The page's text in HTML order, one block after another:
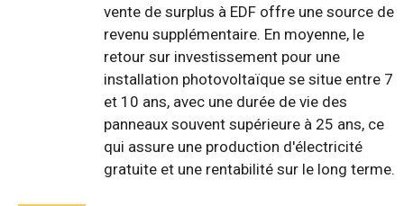
vente de surplus à EDF offre une source de
revenu supplémentaire. En moyenne, le
retour sur investissement pour une
installation photovoltaïque se situe entre 7
et 10 ans, avec une durée de vie des
panneaux souvent supérieure à 25 ans, ce
qui assure une production d'électricité
gratuite et une rentabilité sur le long terme.